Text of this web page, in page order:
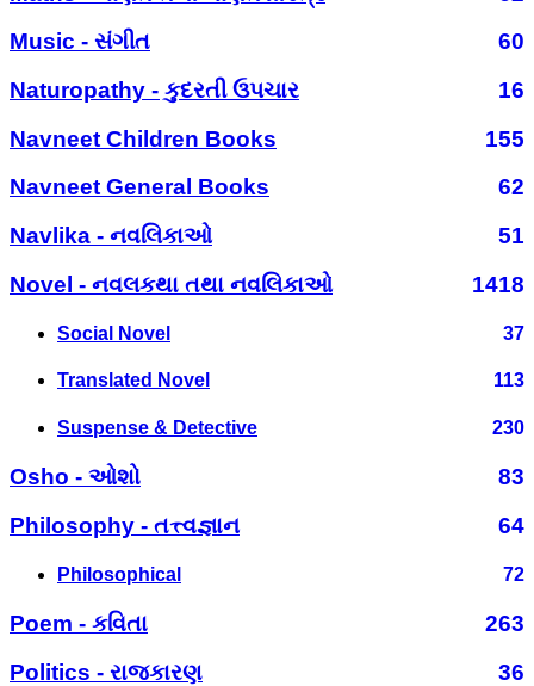
Music - સંગીત
60
Naturopathy - કુદરતી ઉપચાર
16
Navneet Children Books
155
Navneet General Books
62
Navlika - નવલિકાઓ
51
Novel - નવલકથા તથા નવલિકાઓ
1418
Social Novel 37
Translated Novel 113
Suspense & Detective 230
Osho - ઓશો
83
Philosophy - તત્ત્વજ્ઞાન
64
Philosophical 72
Poem - કવિતા
263
Politics - રાજકારણ
36